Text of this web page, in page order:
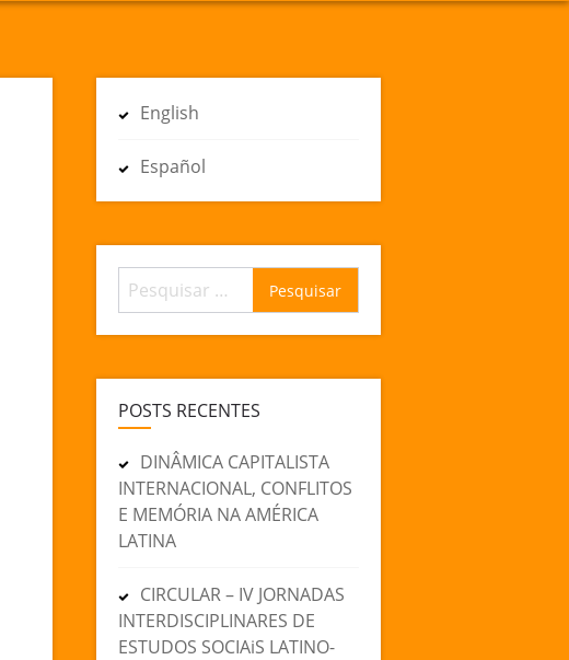
English
Español
Pesquisar
por:
POSTS RECENTES
DINÂMICA CAPITALISTA
INTERNACIONAL, CONFLITOS
E MEMÓRIA NA AMÉRICA
LATINA
CIRCULAR – IV JORNADAS
INTERDISCIPLINARES DE
ESTUDOS SOCIAiS LATINO-